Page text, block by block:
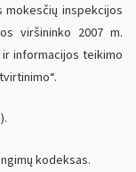
inspekcijos
viršininko 2007 m.
ir informacijos teikimo
kodeksas.